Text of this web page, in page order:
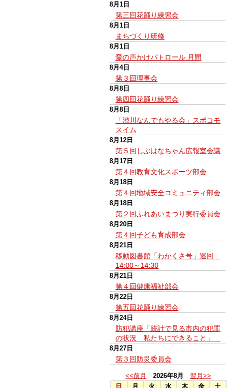
8月1日
第三回花踊り練習会
8月1日
まちづくり研修
8月1日
愛の声かけパトロール 月間
8月4日
第３回理事会
8月8日
第四回花踊り練習会
8月8日
「渋川なんでもやる会」スポコモ
スイム
8月12日
第５回しぶはなちゃん広報室会議
8月17日
第４回教育文化スポーツ部会
8月18日
第４回地域安全コミュニティ部会
8月18日
第２回ふれあいまつり実行委員会
8月20日
第４回子ども育成部会
8月21日
移動図書館「わかくさ号」巡回
14:00～14:30
8月21日
第４回健康福祉部会
8月22日
第五回花踊り練習会
8月24日
防犯講座「統計で見る市内の犯罪
の状況 私たちにできること」
8月27日
第３回防災委員会
<<前月 2026年8月
翌月>>
日
月 火 水 木 金 土